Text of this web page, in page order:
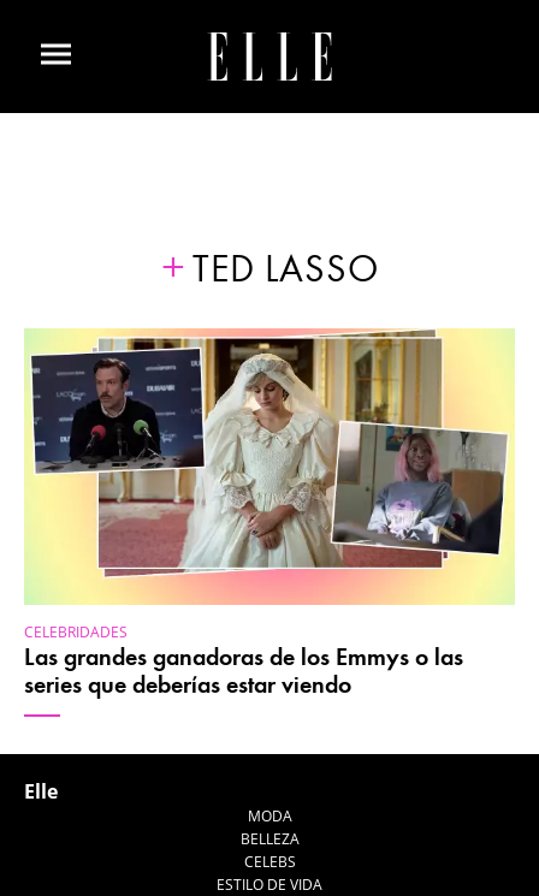
TED LASSO
CELEBRIDADES
Las grandes ganadoras de los Emmys o las
series que deberías estar viendo
Elle
MODA
BELLEZA
CELEBS
ESTILO DE VIDA